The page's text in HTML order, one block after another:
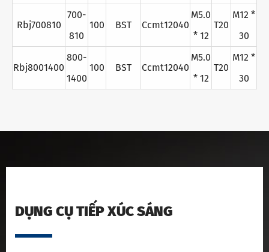
Rbj700810
700-
810
100 BST Ccmt12040
M5.0
* 12
T20
M12 *
30
Rbj8001400
800-
1400
100 BST Ccmt12040
M5.0
* 12
T20
M12 *
30
DỤNG CỤ TIẾP XÚC SÁNG